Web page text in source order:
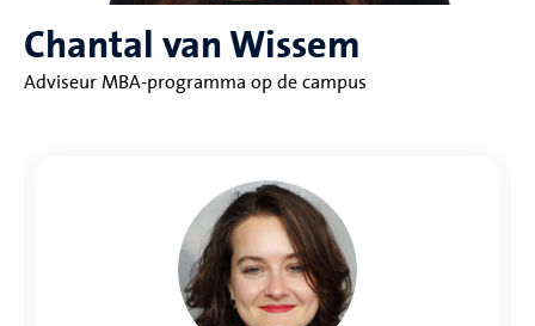
Chantal van Wissem
Adviseur MBA-programma op de campus